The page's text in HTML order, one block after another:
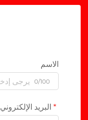
الاسم
0/100
البريد الإلكتروني